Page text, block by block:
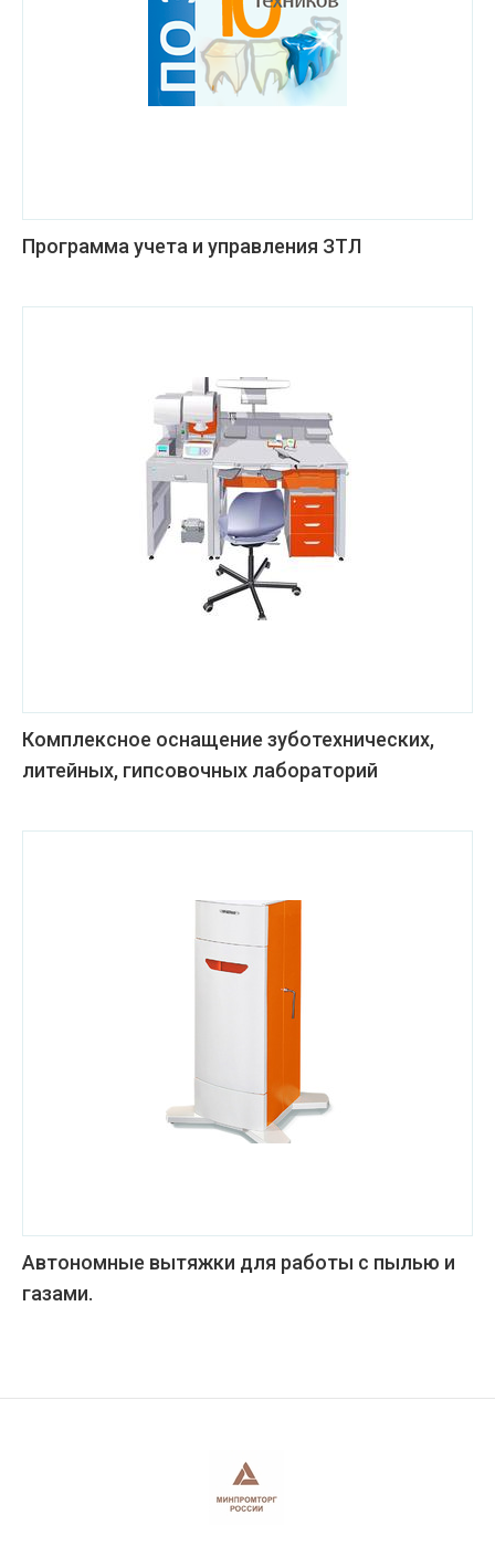
Программа учета и управления ЗТЛ
Комплексное оснащение зуботехнических,
литейных, гипсовочных лабораторий
Автономные вытяжки для работы с пылью и
газами.